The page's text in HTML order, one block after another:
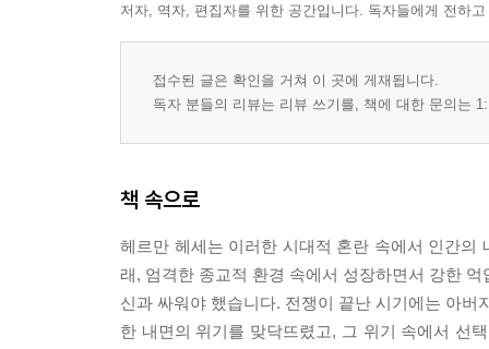
저자, 역자, 편집자를 위한 공간입니다. 독자들에게 전하
접수된 글은 확인을 거쳐 이 곳에 게재됩니다.
독자 분들의 리뷰는 리뷰 쓰기를, 책에 대한 문의는
책 속으로
헤르만 헤세는 이러한 시대적 혼란 속에서 인간의
래, 엄격한 종교적 환경 속에서 성장하면서 강한
신과 싸워야 했습니다. 전쟁이 끝난 시기에는 아
한 내면의 위기를 맞닥뜨렸고, 그 위기 속에서 선